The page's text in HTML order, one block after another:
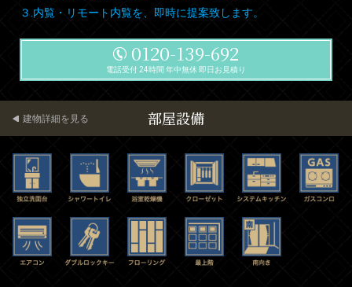
３.内覧・リモート内覧を、即時に提案致します。
0120-139-692
電話受付 24時間 年中無休 即日お見積り
部屋設備
建物詳細を見る